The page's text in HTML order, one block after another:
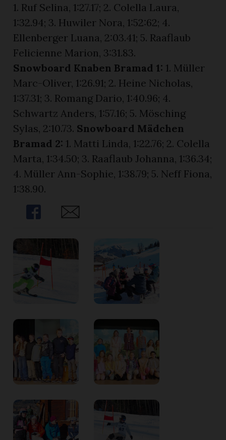
1. Ruf Selina, 1:27.17; 2. Colella Laura,
1:32.94; 3. Huwiler Nora, 1:52:62; 4.
Ellenberger Luana, 2:03.41; 5. Raaflaub
Felicienne Marion, 3:31.83.
Snowboard Knaben Bramad 1: 1. Müller
Marc-Oliver, 1:26.91; 2. Heine Nicholas,
1:37.31; 3. Romang Dario, 1:40.96; 4.
Schwartz Anders, 1:57.16; 5. Mösching
Sylas, 2:10.73. Snowboard Mädchen
Bramad 2: 1. Matti Linda, 1:22.76; 2. Colella
Marta, 1:34.50; 3. Raaflaub Johanna, 1:36.34;
4. Müller Ann-Sophie, 1:38.79; 5. Neff Fiona,
1:38.90.
Share
Share